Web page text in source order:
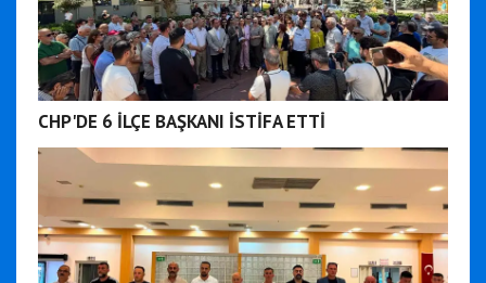
CHP'DE 6 İLÇE BAŞKANI İSTİFA ETTİ